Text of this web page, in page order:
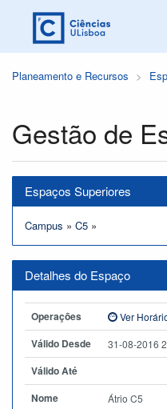
Planeamento e Recursos
Gestão de
Espaços Superiores
Campus » C5 »
Detalhes do Espaço
Operações Ver
Válido Desde 31-08-2016
Válido Até
Nome
Átrio C5